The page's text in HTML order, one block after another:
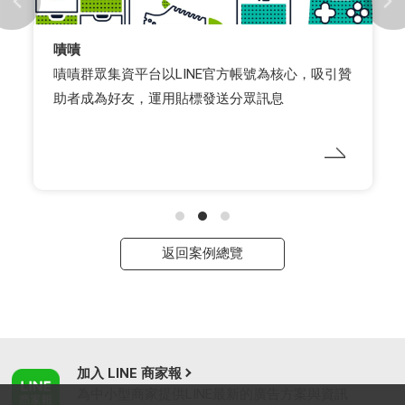
嘖嘖
嘖嘖群眾集資平台以LINE官方帳號為核心，吸引贊
助者成為好友，運用貼標發送分眾訊息
返回案例總覽
加入 LINE 商家報